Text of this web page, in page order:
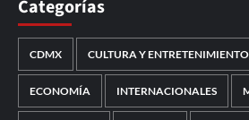
Categorías
CDMX CULTURA Y ENTRETENIMIENTO
ECONOMÍA INTERNACIONALES